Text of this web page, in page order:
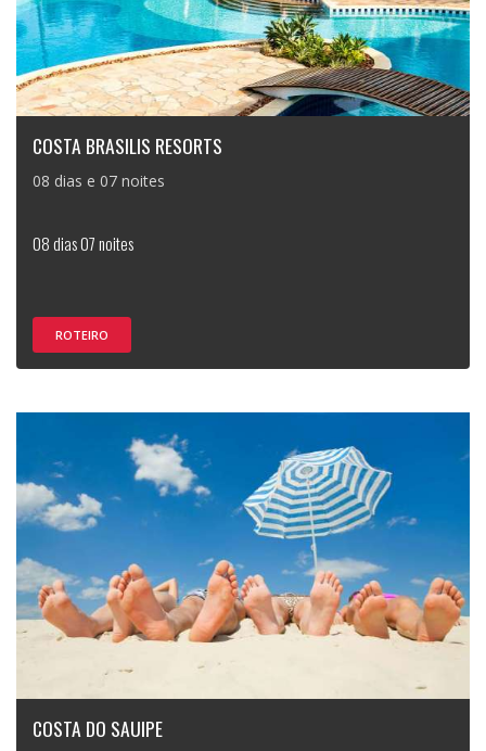
COSTA BRASILIS RESORTS
08 dias e 07 noites
08 dias 07 noites
ROTEIRO
COSTA DO SAUIPE